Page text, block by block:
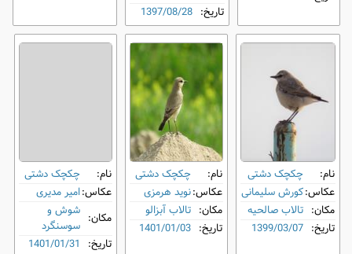
تاریخ: 1397/08/28
نام:
چکچک دشتی
عکاس:کورش سلیمانی
مکان: تالاب صالحیه
تاریخ: 1399/03/07
نام:
چکچک دشتی
عکاس:نوید هرمزی
مکان: تالاب آبزالو
تاریخ: 1401/01/03
نام:
چکچک دشتی
عکاس:امیر مدیری
مکان: شوش و
سوسنگرد
تاریخ: 1401/01/31